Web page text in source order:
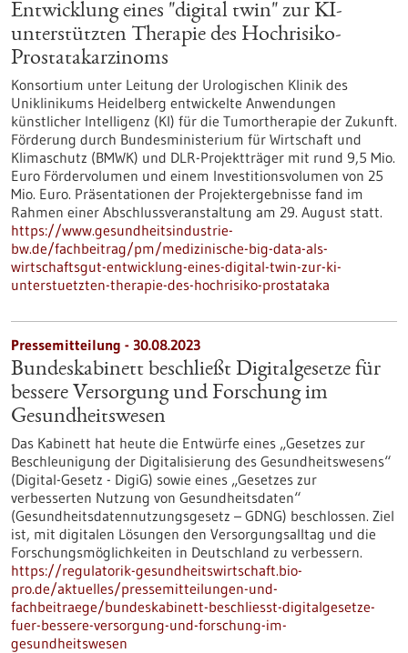
Entwicklung eines "digital twin" zur KI-
unterstützten Therapie des Hochrisiko-
Prostatakarzinoms
Konsortium unter Leitung der Urologischen Klinik des
Uniklinikums Heidelberg entwickelte Anwendungen
künstlicher Intelligenz (KI) für die Tumortherapie der Zukunft.
Förderung durch Bundesministerium für Wirtschaft und
Klimaschutz (BMWK) und DLR-Projektträger mit rund 9,5 Mio.
Euro Fördervolumen und einem Investitionsvolumen von 25
Mio. Euro. Präsentationen der Projektergebnisse fand im
Rahmen einer Abschlussveranstaltung am 29. August statt.
https://www.gesundheitsindustrie-
bw.de/fachbeitrag/pm/medizinische-big-data-als-
wirtschaftsgut-entwicklung-eines-digital-twin-zur-ki-
unterstuetzten-therapie-des-hochrisiko-prostataka
Pressemitteilung - 30.08.2023
Bundeskabinett beschließt Digitalgesetze für
bessere Versorgung und Forschung im
Gesundheitswesen
Das Kabinett hat heute die Entwürfe eines „Gesetzes zur
Beschleunigung der Digitalisierung des Gesundheitswesens“
(Digital-Gesetz - DigiG) sowie eines „Gesetzes zur
verbesserten Nutzung von Gesundheitsdaten“
(Gesundheitsdatennutzungsgesetz – GDNG) beschlossen. Ziel
ist, mit digitalen Lösungen den Versorgungsalltag und die
Forschungsmöglichkeiten in Deutschland zu verbessern.
https://regulatorik-gesundheitswirtschaft.bio-
pro.de/aktuelles/pressemitteilungen-und-
fachbeitraege/bundeskabinett-beschliesst-digitalgesetze-
fuer-bessere-versorgung-und-forschung-im-
gesundheitswesen